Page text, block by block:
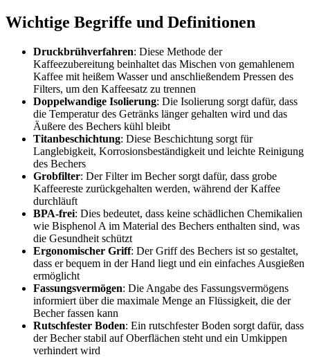
Wichtige Begriffe und Definitionen
Druckbrühverfahren: Diese Methode der
Kaffeezubereitung beinhaltet das Mischen von gemahlenem
Kaffee mit heißem Wasser und anschließendem Pressen des
Filters, um den Kaffeesatz zu trennen
Doppelwandige Isolierung: Die Isolierung sorgt dafür, dass
die Temperatur des Getränks länger gehalten wird und das
Äußere des Bechers kühl bleibt
Titanbeschichtung: Diese Beschichtung sorgt für
Langlebigkeit, Korrosionsbeständigkeit und leichte Reinigung
des Bechers
Grobfilter: Der Filter im Becher sorgt dafür, dass grobe
Kaffeereste zurückgehalten werden, während der Kaffee
durchläuft
BPA-frei: Dies bedeutet, dass keine schädlichen Chemikalien
wie Bisphenol A im Material des Bechers enthalten sind, was
die Gesundheit schützt
Ergonomischer Griff: Der Griff des Bechers ist so gestaltet,
dass er bequem in der Hand liegt und ein einfaches Ausgießen
ermöglicht
Fassungsvermögen: Die Angabe des Fassungsvermögens
informiert über die maximale Menge an Flüssigkeit, die der
Becher fassen kann
Rutschfester Boden: Ein rutschfester Boden sorgt dafür, dass
der Becher stabil auf Oberflächen steht und ein Umkippen
verhindert wird